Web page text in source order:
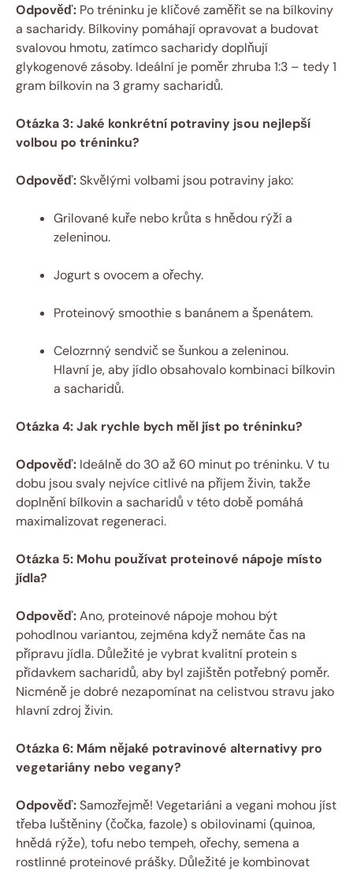
Odpověď: Po tréninku je klíčové zaměřit se na bílkoviny
a sacharidy. Bílkoviny pomáhají opravovat a budovat
svalovou hmotu, zatímco sacharidy doplňují
glykogenové zásoby. Ideální je poměr zhruba 1:3 – tedy 1
gram bílkovin na 3 gramy sacharidů.
Otázka 3: Jaké konkrétní potraviny jsou nejlepší
volbou po tréninku?
Odpověď:Skvělými volbami jsou potraviny jako:
Grilované kuře nebo krůta s hnědou rýží a
zeleninou.
Jogurt s ovocem a ořechy.
Proteinový smoothie s banánem a špenátem.
Celozrnný sendvič se šunkou a zeleninou.
Hlavní je, aby jídlo obsahovalo kombinaci bílkovin
a sacharidů.
Otázka 4: Jak rychle bych měl jíst po tréninku?
Odpověď: Ideálně do 30 až 60 minut po tréninku. V tu
dobu jsou svaly nejvíce citlivé na příjem živin, takže
doplnění bílkovin a sacharidů v této době pomáhá
maximalizovat regeneraci.
Otázka 5: Mohu používat proteinové nápoje místo
jídla?
Odpověď:Ano, proteinové nápoje mohou být
pohodlnou variantou, zejména když nemáte čas na
přípravu jídla. Důležité je vybrat kvalitní protein s
přídavkem sacharidů, aby byl zajištěn potřebný poměr.
Nicméně je dobré nezapomínat na celistvou stravu jako
hlavní zdroj živin.
Otázka 6: Mám nějaké potravinové alternativy pro
vegetariány nebo vegany?
Odpověď:Samozřejmě! Vegetariáni a vegani mohou jíst
třeba luštěniny (čočka, fazole) s obilovinami (quinoa,
hnědá rýže), tofu nebo tempeh, ořechy, semena a
rostlinné proteinové prášky. Důležité je kombinovat